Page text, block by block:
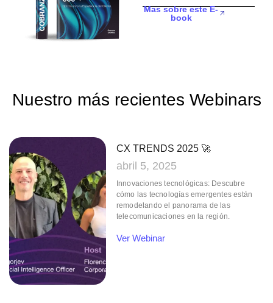
Mas sobre este E-
book
Nuestro más recientes Webinars
CX TRENDS 2025 🚀
abril 5, 2025
Innovaciones tecnológicas: Descubre
cómo las tecnologías emergentes están
remodelando el panorama de las
telecomunicaciones en la región.
Ver Webinar